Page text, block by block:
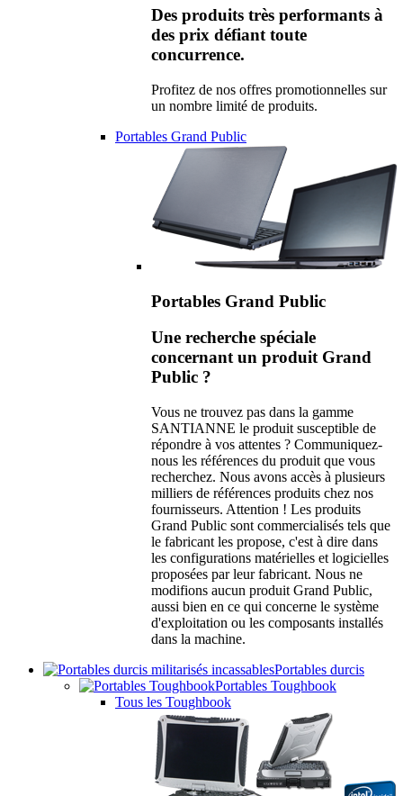
Des produits très performants à
des prix défiant toute
concurrence.
Profitez de nos offres promotionnelles sur
un nombre limité de produits.
Portables Grand Public
Portables Grand Public
Une recherche spéciale
concernant un produit Grand
Public ?
Vous ne trouvez pas dans la gamme
SANTIANNE le produit susceptible de
répondre à vos attentes ? Communiquez-
nous les références du produit que vous
recherchez. Nous avons accès à plusieurs
milliers de références produits chez nos
fournisseurs. Attention ! Les produits
Grand Public sont commercialisés tels que
le fabricant les propose, c'est à dire dans
les configurations matérielles et logicielles
proposées par leur fabricant. Nous ne
modifions aucun produit Grand Public,
aussi bien en ce qui concerne le système
d'exploitation ou les composants installés
dans la machine.
Portables durcis
Portables Toughbook
Tous les Toughbook